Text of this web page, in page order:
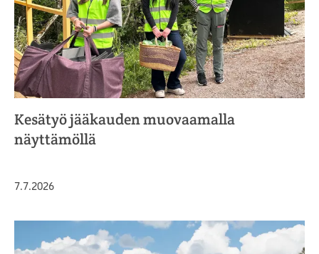
Kesätyö jääkauden muovaamalla
näyttämöllä
Julkaistu
7.7.2026